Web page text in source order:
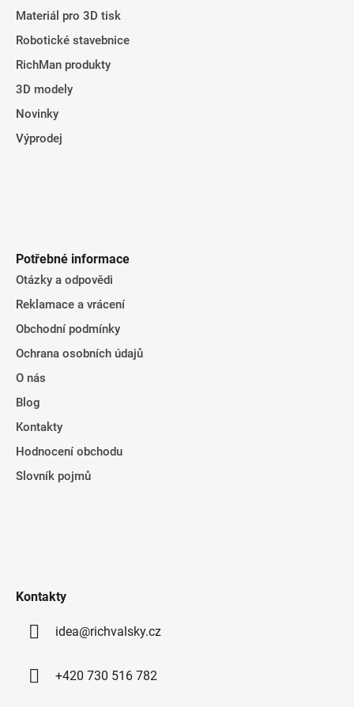
Materiál pro 3D tisk
Robotické stavebnice
RichMan produkty
3D modely
Novinky
Výprodej
Potřebné informace
Otázky a odpovědi
Reklamace a vrácení
Obchodní podmínky
Ochrana osobních údajů
O nás
Blog
Kontakty
Hodnocení obchodu
Slovník pojmů
Kontakty
idea@richvalsky.cz
+420 730 516 782